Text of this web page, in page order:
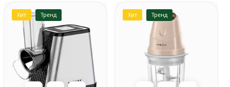
Хит Тренд Хит Тренд